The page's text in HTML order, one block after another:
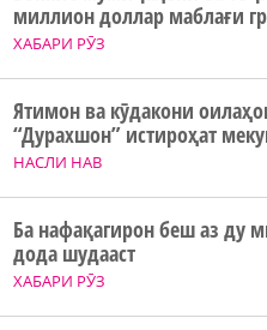
ХАБАРИ РӮЗ
миллион доллар маблағи
НАСЛИ НАВ
Ятимон ва кӯдакони
“Дурахшон” истироҳат
ХАБАРИ РӮЗ
Ба нафақагирон беш аз ду
дода шудааст